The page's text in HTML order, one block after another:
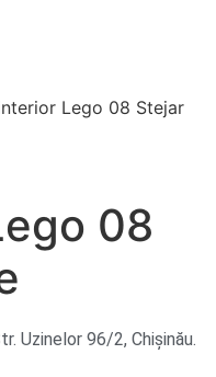
Lego 08 Stejar
08
Uzinelor 96/2, Chișinău.